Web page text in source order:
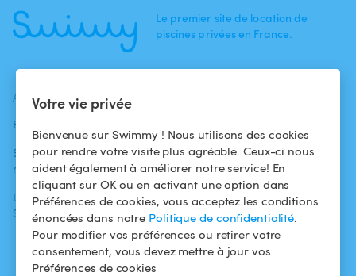
Votre vie privée
Bienvenue sur Swimmy ! Nous utilisons des cookies
pour rendre votre visite plus agréable. Ceux-ci nous
aident également à améliorer notre service! En
cliquant sur OK ou en activant une option dans
Préférences de cookies, vous acceptez les conditions
énoncées dans notre Politique de confidentialité.
Pour modifier vos préférences ou retirer votre
consentement, vous devez mettre à jour vos
Préférences de cookies
Le premier site de location de
piscines privées en France.
ACTUALITÉS
Blog
Swimmy dans les
médias
L'aventure
Swimmy
baigneurs
Pour les
propriétaires
Louer ma piscine
Comment ça
marche ?
Conditions
d'utilisation
Politique de
confidentialité
Mentions légales